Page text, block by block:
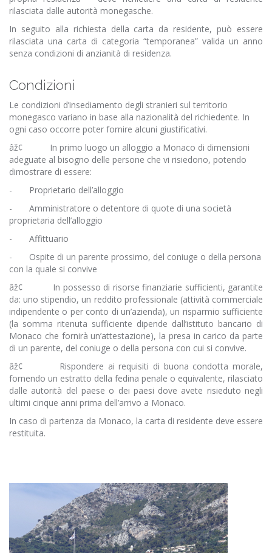
rilasciata dalle autorità monegasche.
In seguito alla richiesta della carta da residente, può essere
rilasciata una carta di categoria “temporanea” valida un anno
senza condizioni di anzianità di residenza.
Condizioni
Le condizioni d’insediamento degli stranieri sul territorio
monegasco variano in base alla nazionalità del richiedente. In
ogni caso occorre poter fornire alcuni giustificativi.
âž¢ In primo luogo un alloggio a Monaco di dimensioni
adeguate al bisogno delle persone che vi risiedono, potendo
dimostrare di essere:
- Proprietario dell’alloggio
- Amministratore o detentore di quote di una società
proprietaria dell’alloggio
- Affittuario
- Ospite di un parente prossimo, del coniuge o della persona
con la quale si convive
âž¢ In possesso di risorse finanziarie sufficienti, garantite
da: uno stipendio, un reddito professionale (attività commerciale
indipendente o per conto di un’azienda), un risparmio sufficiente
(la somma ritenuta sufficiente dipende dall’istituto bancario di
Monaco che fornirà un’attestazione), la presa in carico da parte
di un parente, del coniuge o della persona con cui si convive.
âž¢ Rispondere ai requisiti di buona condotta morale,
fornendo un estratto della fedina penale o equivalente, rilasciato
dalle autorità del paese o dei paesi dove avete risieduto negli
ultimi cinque anni prima dell’arrivo a Monaco.
In caso di partenza da Monaco, la carta di residente deve essere
restituita.